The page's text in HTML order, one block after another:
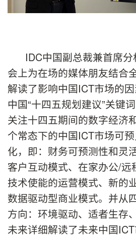
IDC中国副总裁兼首席
会上为在场的媒体朋友结合
解读了影响中国ICT市场的
中国“十四五规划建议”关键
关注十四五期间的数字经济
个常态下的中国ICT市场可
化，即：财务可预测性和灵
客户互动模式、在家办公/远
技术使能的运营模式、新的
数据驱动型商业模式。并从
方向：环境驱动、适者生存
未来详细解读了未来中国ICT